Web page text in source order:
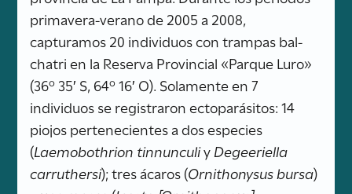
primavera-verano de 2005 a 2008,
capturamos 20 individuos con trampas bal-
chatri en la Reserva Provincial «Parque Luro»
(36º 35′ S, 64º 16′ O). Solamente en 7
individuos se registraron ectoparásitos: 14
piojos pertenecientes a dos especies
(Laemobothrion tinnunculiyDegeeriella
carruthersi); tres ácaros (Ornithonysus bursa)